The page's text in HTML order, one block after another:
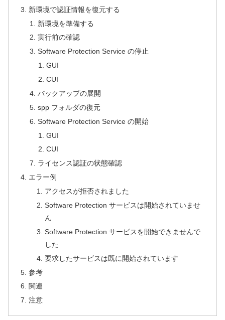
新環境で認証情報を復元する
新環境を準備する
実行前の確認
Software Protection Service の停止
GUI
CUI
バックアップの展開
spp フォルダの復元
Software Protection Service の開始
GUI
CUI
ライセンス認証の状態確認
エラー例
アクセスが拒否されました
Software Protection サービスは開始されていませ
ん
Software Protection サービスを開始できませんで
した
要求したサービスは既に開始されています
参考
関連
注意